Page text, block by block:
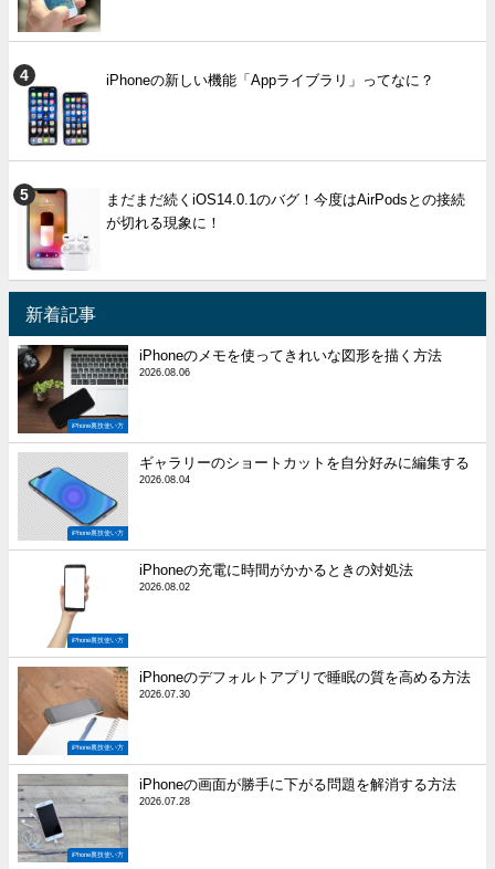
iPhoneの新しい機能「Appライブラリ」ってなに？
まだまだ続くiOS14.0.1のバグ！今度はAirPodsとの接続
が切れる現象に！
新着記事
iPhone裏技使い方
iPhoneのメモを使ってきれいな図形を描く方法
2026.08.06
iPhone裏技使い方
ギャラリーのショートカットを自分好みに編集する
2026.08.04
iPhone裏技使い方
iPhoneの充電に時間がかかるときの対処法
2026.08.02
iPhone裏技使い方
iPhoneのデフォルトアプリで睡眠の質を高める方法
2026.07.30
iPhone裏技使い方
iPhoneの画面が勝手に下がる問題を解消する方法
2026.07.28